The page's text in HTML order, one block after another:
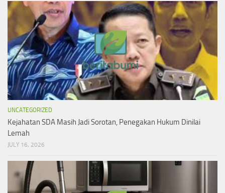
UNCATEGORIZED
Kejahatan SDA Masih Jadi Sorotan, Penegakan Hukum Dinilai
Lemah
JULY 16, 2026